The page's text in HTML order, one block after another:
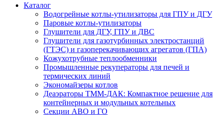
Каталог
Водогрейные котлы-утилизаторы для ГПУ и ДГУ
Паровые котлы-утилизаторы
Глушители для ДГУ, ГПУ и ДВС
Глушители для газотурбинных электростанций
(ГТЭС) и газоперекачивающих агрегатов (ГПА)
Кожухотрубные теплообменники
Промышленные рекуператоры для печей и
термических линий
Экономайзеры котлов
Деаэраторы ТММ-ДАК: Компактное решение для
контейнерных и модульных котельных
Секции АВО и ГО